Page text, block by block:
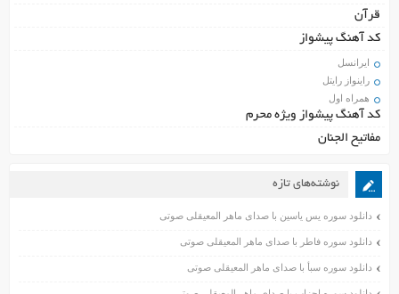
قرآن
کد آهنگ پیشواز
ایرانسل
راینواز رایتل
همراه اول
کد آهنگ پیشواز ویژه محرم
مفاتیح الجنان
نوشته‌های تازه
دانلود سوره یس یاسین با صدای ماهر المعیقلی صوتی
دانلود سوره فاطر با صدای ماهر المعیقلی صوتی
دانلود سوره سبأ با صدای ماهر المعیقلی صوتی